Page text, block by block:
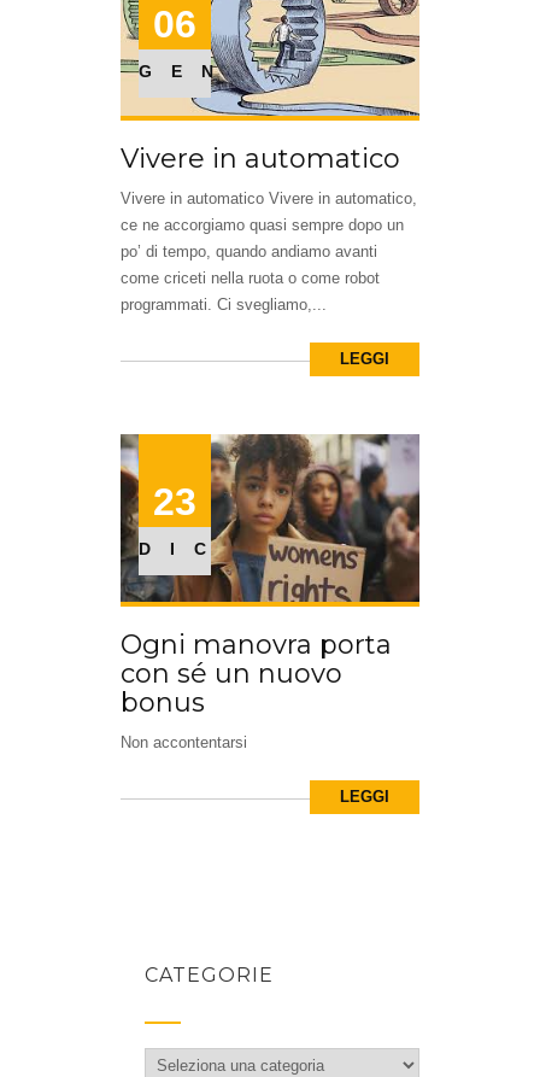
06
GEN
Vivere in automatico
Vivere in automatico Vivere in automatico,
ce ne accorgiamo quasi sempre dopo un
po’ di tempo, quando andiamo avanti
come criceti nella ruota o come robot
programmati. Ci svegliamo,...
LEGGI
23
DIC
Ogni manovra porta
con sé un nuovo
bonus
Non accontentarsi
LEGGI
CATEGORIE
Categorie